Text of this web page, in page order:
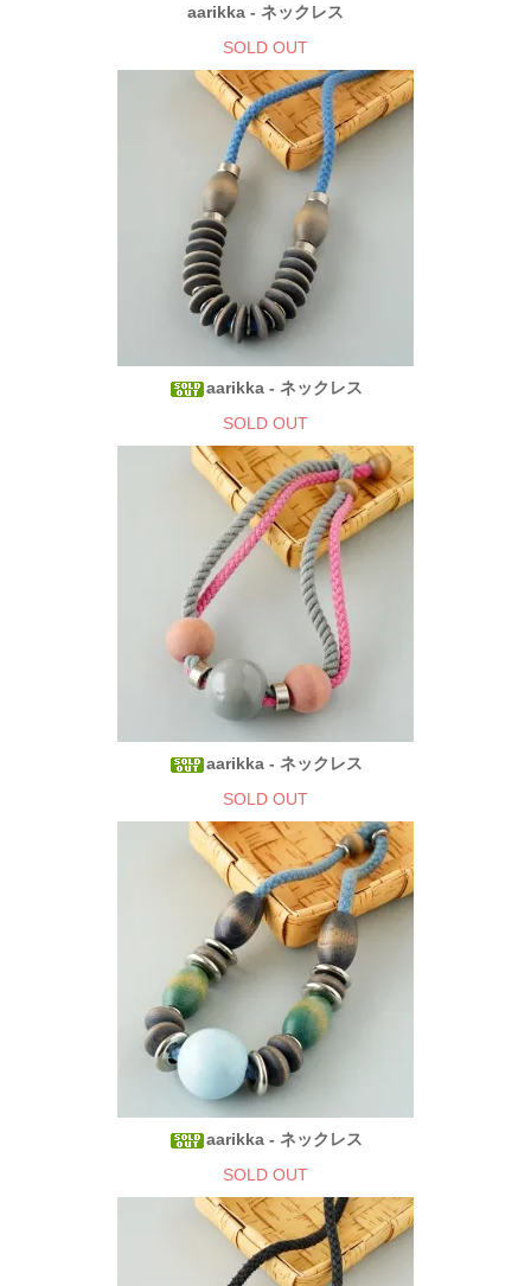
aarikka - ネックレス
SOLD OUT
aarikka - ネックレス
SOLD OUT
aarikka - ネックレス
SOLD OUT
aarikka - ネックレス
SOLD OUT